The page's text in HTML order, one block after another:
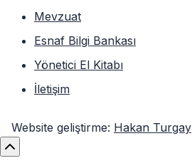
Mevzuat
Esnaf Bilgi Bankası
Yönetici El Kitabı
İletişim
Website geliştirme: Hakan Turgay